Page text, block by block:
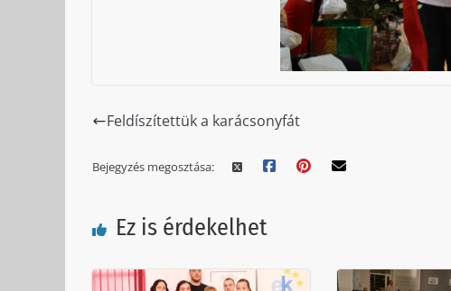
Feldíszítettük a karácsonyfát
Bejegyzés megosztása:
Ez is érdekelhet